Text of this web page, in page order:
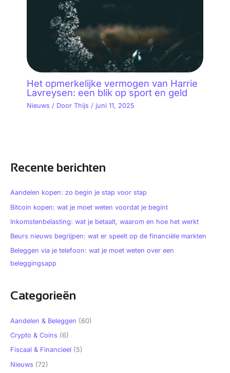
Het opmerkelijke vermogen van Harrie
Lavreysen: een blik op sport en geld
Nieuws / Door Thijs / juni 11, 2025
Recente berichten
Aandelen kopen: zo begin je stap voor stap
Bitcoin kopen: wat je moet weten voordat je begint
Inkomstenbelasting: wat je betaalt, waarom en hoe het werkt
Beurs nieuws begrijpen: wat er speelt op de financiële markten
Beleggen via je telefoon: wat je moet weten over een
beleggingsapp
Categorieën
Aandelen & Beleggen (60)
Crypto & Coins (6)
Fiscaal & Financieel (5)
Nieuws (72)